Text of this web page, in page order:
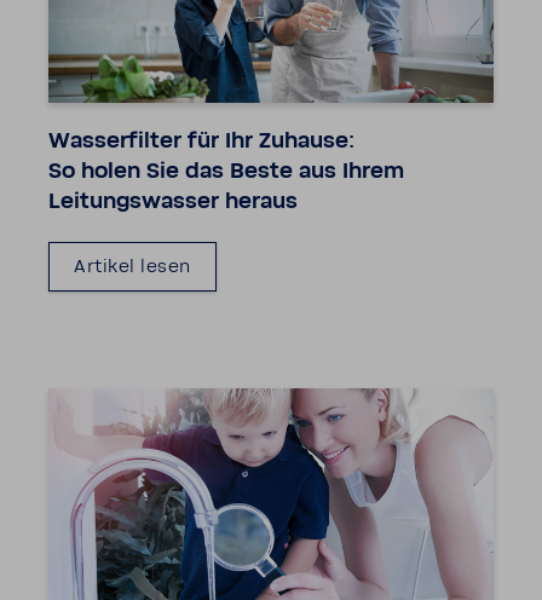
Wasser­filter für Ihr Zuhause:
So holen Sie das Beste aus Ihrem
Leitungs­wasser heraus
Artikel lesen